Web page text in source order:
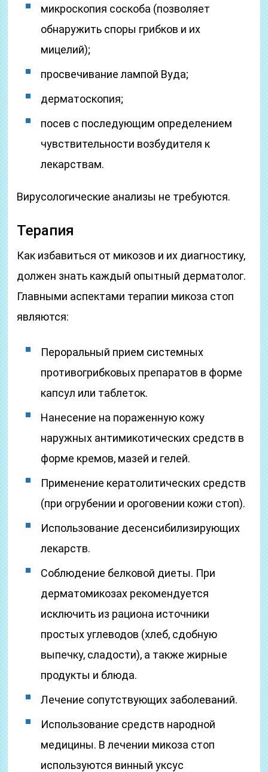
микроскопия соскоба (позволяет
обнаружить споры грибков и их
мицелий);
просвечивание лампой Вуда;
дерматоскопия;
посев с последующим определением
чувствительности возбудителя к
лекарствам.
Вирусологические анализы не требуются.
Терапия
Как избавиться от микозов и их диагностику,
должен знать каждый опытный дерматолог.
Главными аспектами терапии микоза стоп
являются:
Пероральный прием системных
противогрибковых препаратов в форме
капсул или таблеток.
Нанесение на пораженную кожу
наружных антимикотических средств в
форме кремов, мазей и гелей.
Применение кератолитических средств
(при огрубении и ороговении кожи стоп).
Использование десенсибилизирующих
лекарств.
Соблюдение белковой диеты. При
дерматомикозах рекомендуется
исключить из рациона источники
простых углеводов (хлеб, сдобную
выпечку, сладости), а также жирные
продукты и блюда.
Лечение сопутствующих заболеваний.
Использование средств народной
медицины. В лечении микоза стоп
используются винный уксус